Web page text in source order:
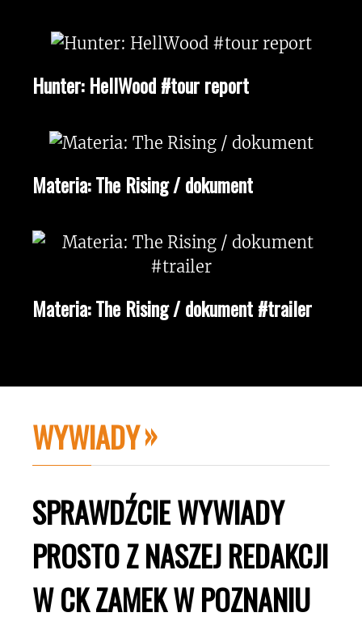
Hunter: HellWood #tour report
Materia: The Rising / dokument
Materia: The Rising / dokument #trailer
WYWIADY
SPRAWDŹCIE WYWIADY
PROSTO Z NASZEJ REDAKCJI
W CK ZAMEK W POZNANIU